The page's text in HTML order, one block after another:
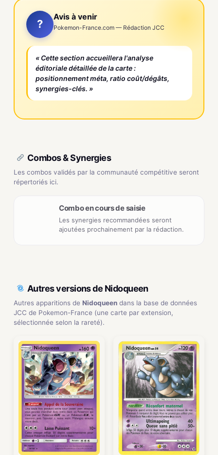
?
Avis à venir
Pokemon-France.com — Rédaction JCC
« Cette section accueillera l'analyse
éditoriale détaillée de la carte :
positionnement méta, ratio coût/dégâts,
synergies-clés. »
Combos & Synergies
Les combos validés par la communauté compétitive seront
répertoriés ici.
Combo en cours de saisie
Les synergies recommandées seront
ajoutées prochainement par la rédaction.
Autres versions de Nidoqueen
Autres apparitions de Nidoqueen dans la base de données
JCC de Pokemon-France (une carte par extension,
sélectionnée selon la rareté).